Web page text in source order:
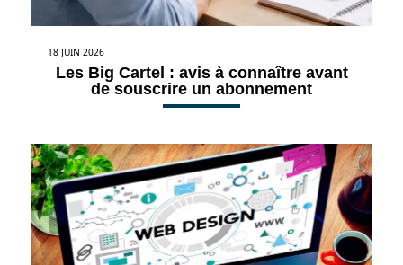
18 JUIN 2026
Les Big Cartel : avis à connaître avant
de souscrire un abonnement